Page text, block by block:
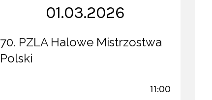
01.03.2026
70. PZLA Halowe Mistrzostwa
Polski
11:00